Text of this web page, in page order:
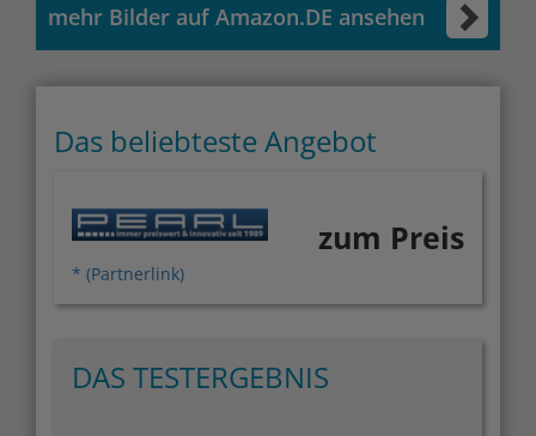
mehr Bilder auf Amazon.DE ansehen
Das beliebteste Angebot
* (Partnerlink)
zum Preis
DAS TESTERGEBNIS